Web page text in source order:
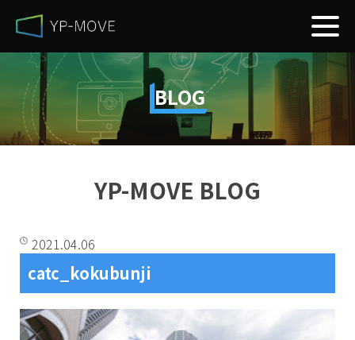
BLOG
YP-MOVE BLOG
2021.04.06
catc_kokubunji